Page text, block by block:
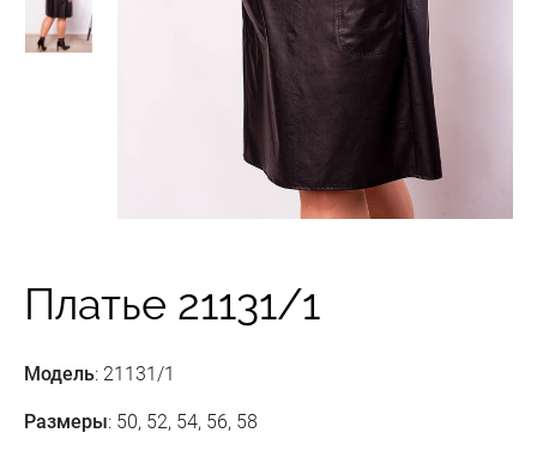
Платье 21131/1
Модель: 21131/1
Размеры: 50, 52, 54, 56, 58